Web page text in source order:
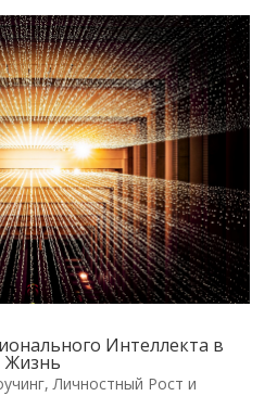
Интеллекта в
Жизнь
,Личностный Рост и